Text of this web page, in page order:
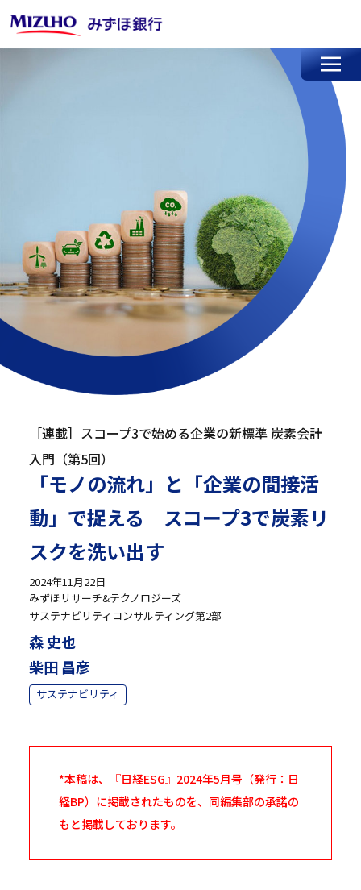
［連載］スコープ3で始める企業の新標準 炭素会計
入門（第5回）
「モノの流れ」と「企業の間接活
動」で捉える スコープ3で炭素リ
スクを洗い出す
2024年11月22日
みずほリサーチ&テクノロジーズ
サステナビリティコンサルティング第2部
森 史也
柴田 昌彦
サステナビリティ
*本稿は、『日経ESG』2024年5月号（発行：日
経BP）に掲載されたものを、同編集部の承諾の
もと掲載しております。